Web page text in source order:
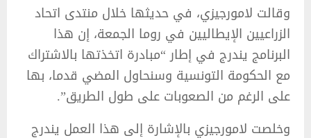
وقالت لامورجيزي، في حديثها خلال منتدى اتحاد
الزراعيين الإيطاليين في روما الجمعة، إن هذا
البرنامج يندرج في إطار “مبادرة اتخذتها بالاشتراك
مع الحكومة التونسية وسنحاول المضي قدما، بها
على الرغم من الصعوبات على طول الطريق”.
وخلصت لامورجيزي بالإشارة إلى هذا العمل يندرج